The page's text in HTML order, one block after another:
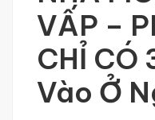
VẤP –
CHỈ CÓ
Vào Ở